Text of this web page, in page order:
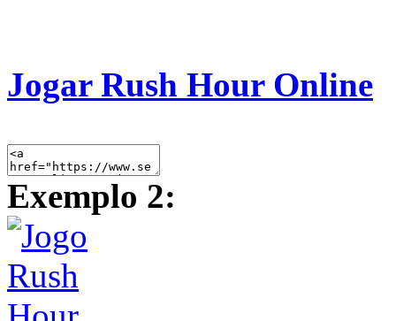
Jogar Rush Hour Online
Exemplo 2: